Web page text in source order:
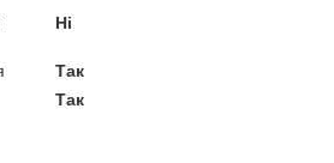
Ні
Так
Так